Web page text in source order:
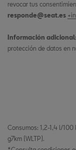
revocar tus
responde@seat.es
Información adicional:
protección de datos en
Consumos: 1,2-1,4 l/100
g7km (WLTP).